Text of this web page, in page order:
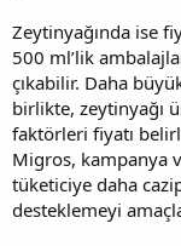
Zeytinyağında ise
500 ml’lik
çıkabilir. Daha
birlikte, zeytinyağı
faktörleri fiyatı
Migros, kampanya
tüketiciye daha
desteklemeyi